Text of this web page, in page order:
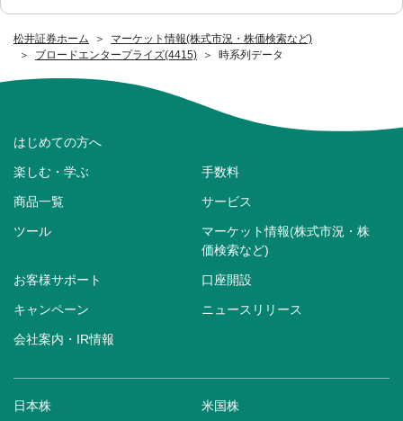
松井証券ホーム
マーケット情報(株式市況・株価検索など)
ブロードエンタープライズ(4415)
時系列データ
はじめての方へ
楽しむ・学ぶ 手数料
商品一覧 サービス
ツール
マーケット情報(株式市況・株
価検索など)
お客様サポート 口座開設
キャンペーン ニュースリリース
会社案内・IR情報
日本株 米国株